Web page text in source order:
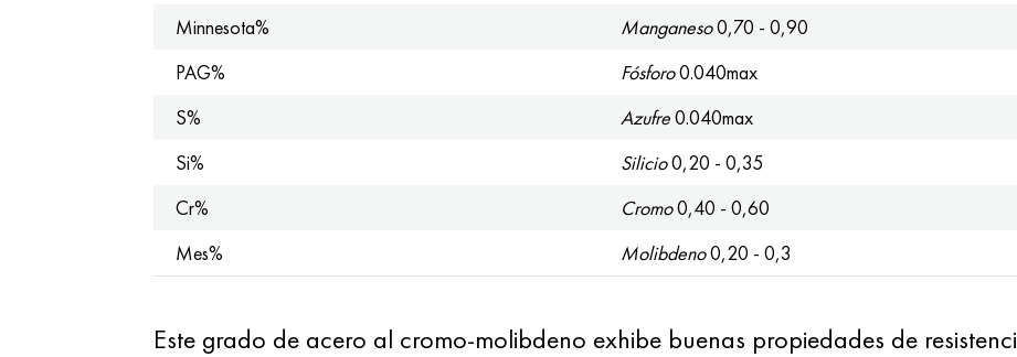
Minnesota%
Manganeso0,70 - 0,90
PAG%
Fósforo0.040max
S%
Azufre0.040max
Si%
Silicio0,20 - 0,35
Cr%
Cromo0,40 - 0,60
Mes%
Molibdeno0,20 - 0,3
Este grado de acero al cromo-molibdeno exhibe buenas propiedades de